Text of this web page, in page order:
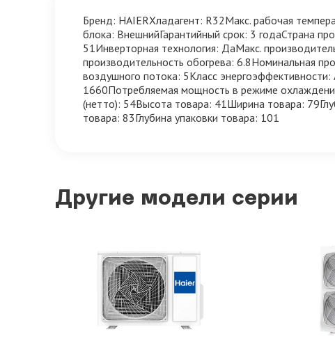
Бренд: HAIERХладагент: R32Макс. рабочая
блока: ВнешнийГарантийный срок: 3 годаСтрана
51Инверторная технология: ДаМакс.
производительность обогрева: 6.8Номинальная
воздушного потока: 5Класс
1660Потребляемая мощность в режиме
(нетто): 54Высота товара: 41Ширина товара:
товара: 83Глубина упаковки товара: 101
Другие модели серии